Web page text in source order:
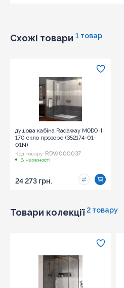
Схожі товари 1 товар
душова кабіна Radaway MODO II
170 скло прозоре (352174-01-
01N)
Код товару: RDW000037
В наявності
24 273 грн.
Товари колекції 2 товару